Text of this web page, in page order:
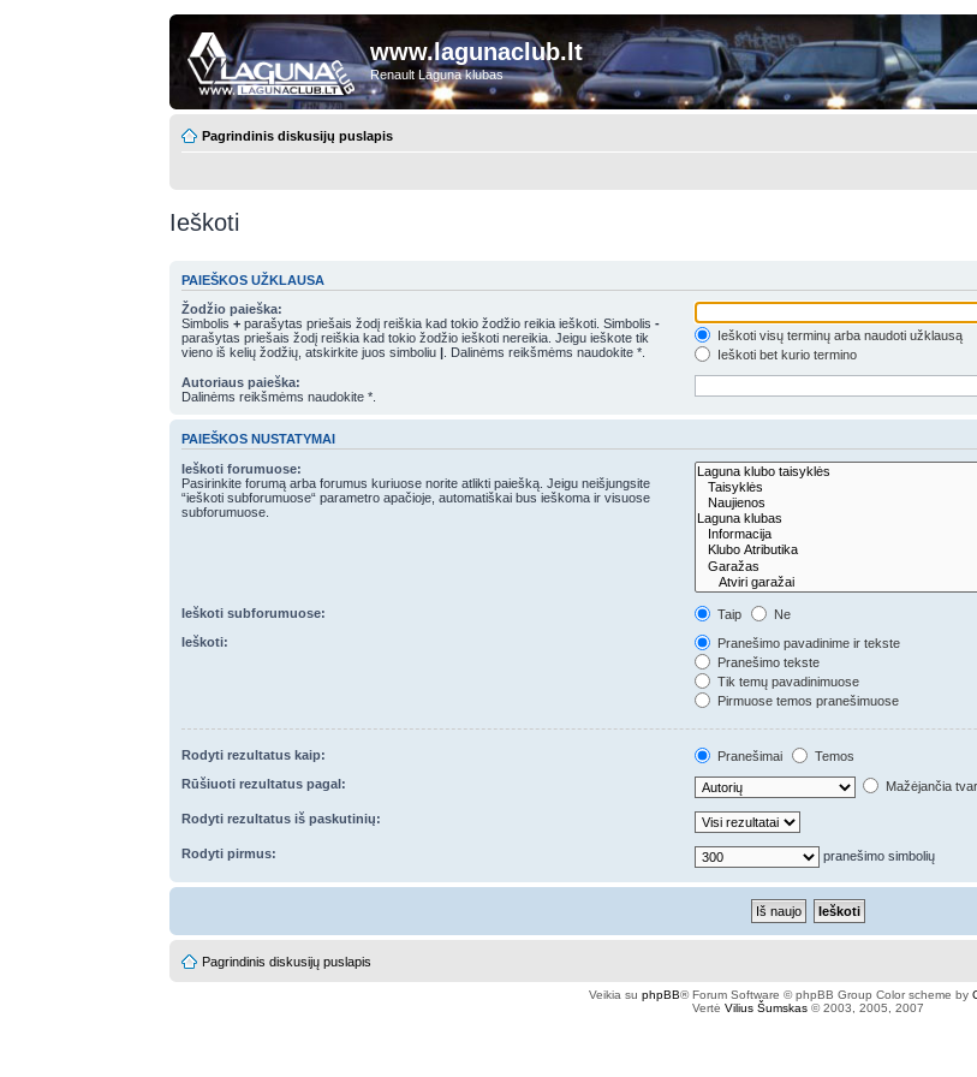
www.lagunaclub.lt
Renault Laguna klubas
Pagrindinis diskusijų puslapis
Ieškoti
PAIEŠKOS UŽKLAUSA
Žodžio paieška:
Simbolis+ parašytas priešais žodį reiškia kad tokio žodžio reikia ieškoti. Simbolis-
parašytas priešais žodį reiškia kad tokio žodžio ieškoti nereikia. Jeigu ieškote tik
vieno iš kelių žodžių, atskirkite juos simboliu| . Dalinėms reikšmėms naudokite *.
Ieškoti visų terminų arba naudoti užklausą
Ieškoti bet kurio termino
Autoriaus paieška:
Dalinėms reikšmėms naudokite *.
PAIEŠKOS NUSTATYMAI
Ieškoti forumuose:
Pasirinkite forumą arba forumus kuriuose norite atlikti paiešką. Jeigu neišjungsite
“ieškoti subforumuose“ parametro apačioje, automatiškai bus ieškoma ir visuose
subforumuose.
Ieškoti subforumuose: Taip
Ne
Ieškoti:
Pranešimo pavadinime ir tekste
Pranešimo tekste
Tik temų pavadinimuose
Pirmuose temos pranešimuose
Rodyti rezultatus kaip: Pranešimai
Temos
Rūšiuoti rezultatus pagal:
Mažėjančia
Rodyti rezultatus iš paskutinių:
Rodyti pirmus: pranešimo simbolių
Pagrindinis diskusijų puslapis
Veikia su phpBB® Forum Software © phpBB Group Color scheme by
Vertė Vilius Šumskas© 2003, 2005, 2007